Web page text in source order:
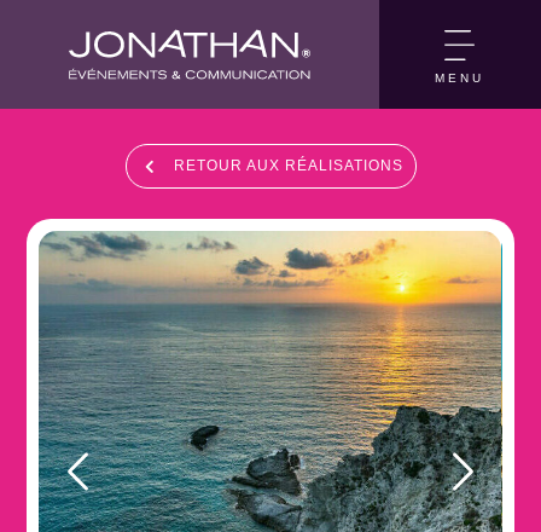
MENU
RETOUR AUX RÉALISATIONS